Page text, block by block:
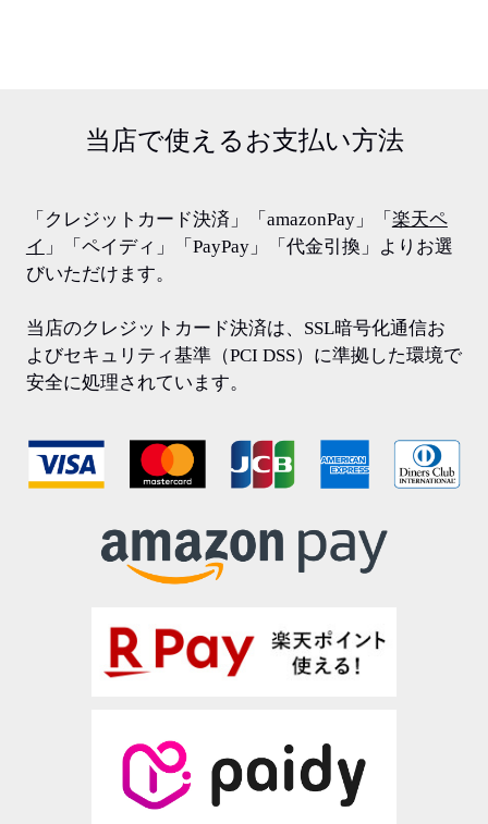
当店で使える お支払い方法
「クレジットカード決済」「amazonPay」「 楽天ペ
イ 」「ペイディ」「PayPay」「代金引換」よりお選
びいただけます。
当店のクレジットカード決済は、SSL暗号化通信お
よびセキュリティ基準（PCI DSS）に準拠した環境で
安全に処理されています。